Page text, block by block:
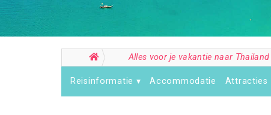
Alles voor je vakantie naar Thailand
Reisinformatie Accommodatie Attracties